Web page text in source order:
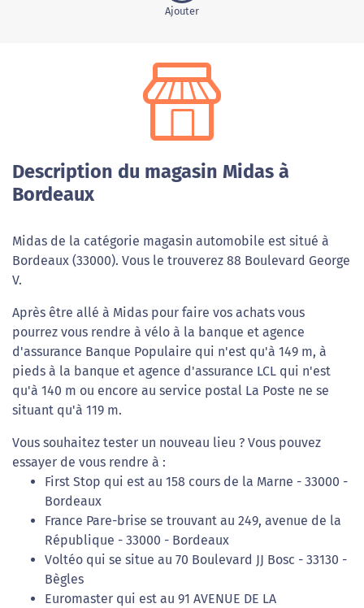
Ajouter
Description du magasin Midas à
Bordeaux
Midas de la catégorie magasin automobile est situé à
Bordeaux (33000). Vous le trouverez 88 Boulevard George
V.
Après être allé à Midas pour faire vos achats vous
pourrez vous rendre à vélo à la banque et agence
d'assurance Banque Populaire qui n'est qu'à 149 m, à
pieds à la banque et agence d'assurance LCL qui n'est
qu'à 140 m ou encore au service postal La Poste ne se
situant qu'à 119 m.
Vous souhaitez tester un nouveau lieu ? Vous pouvez
essayer de vous rendre à :
First Stop qui est au 158 cours de la Marne - 33000 -
Bordeaux
France Pare-brise se trouvant au 249, avenue de la
République - 33000 - Bordeaux
Voltéo qui se situe au 70 Boulevard JJ Bosc - 33130 -
Bègles
Euromaster qui est au 91 AVENUE DE LA